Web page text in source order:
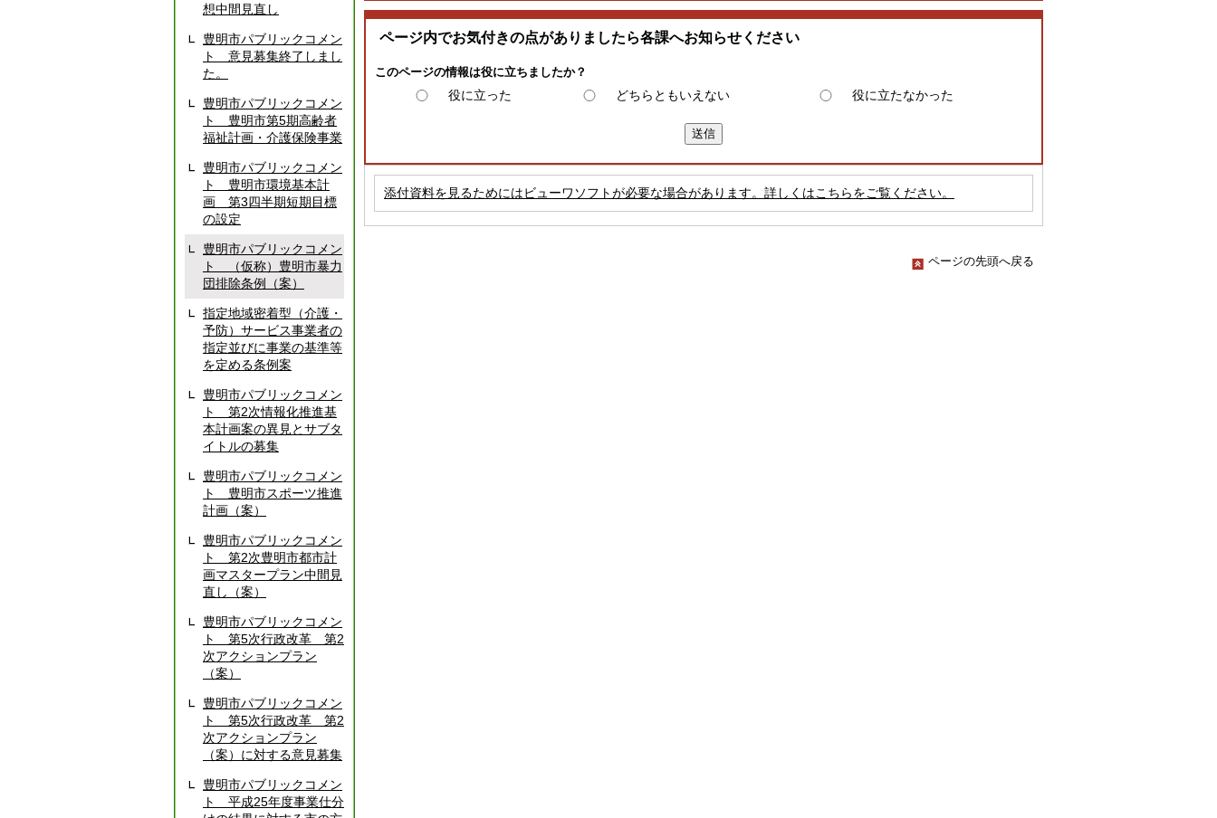
想中間見直し
豊明市パブリックコメン
ト 意見募集終了しまし
た。
豊明市パブリックコメン
ト 豊明市第5期高齢者
福祉計画・介護保険事業
豊明市パブリックコメン
ト 豊明市環境基本計
画 第3四半期短期目標
の設定
豊明市パブリックコメン
ト （仮称）豊明市暴力
団排除条例（案）
指定地域密着型（介護・
予防）サービス事業者の
指定並びに事業の基準等
を定める条例案
豊明市パブリックコメン
ト 第2次情報化推進基
本計画案の異見とサブタ
イトルの募集
豊明市パブリックコメン
ト 豊明市スポーツ推進
計画（案）
豊明市パブリックコメン
ト 第2次豊明市都市計
画マスタープラン中間見
直し（案）
豊明市パブリックコメン
ト 第5次行政改革 第2
次アクションプラン
（案）
豊明市パブリックコメン
ト 第5次行政改革 第2
次アクションプラン
（案）に対する意見募集
豊明市パブリックコメン
ト 平成25年度事業仕分
ページ内でお気付きの点がありましたら各課へお知らせください
このページの情報は役に立ちましたか？
役に立った どちらともいえない 役に立たなかった
添付資料を見るためにはビューワソフトが必要な場合があります。詳しくはこちらをご覧ください。
ページの先頭へ戻る